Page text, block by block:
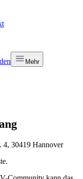
Mehr
4, 30419 Hannover